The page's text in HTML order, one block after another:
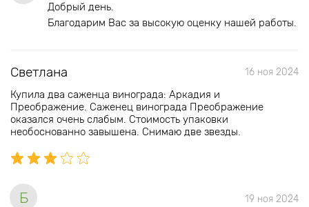
Добрый день.
Благодарим Вас за высокую оценку нашей работы.
Светлана 16 ноя 2024
Купила два саженца винограда: Аркадия и
Преображение. Саженец винограда Преображение
оказался очень слабым. Стоимость упаковки
необоснованно завышена. Снимаю две звезды.
Б 19 ноя 2024